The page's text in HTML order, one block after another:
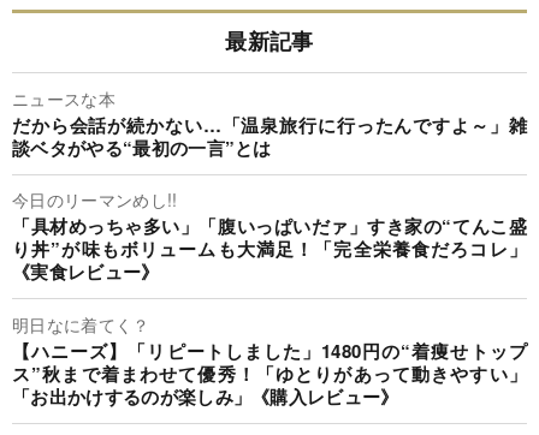
最新記事
ニュースな本
だから会話が続かない…「温泉旅行に行ったんですよ～」雑
談ベタがやる“最初の一言”とは
今日のリーマンめし!!
「具材めっちゃ多い」「腹いっぱいだァ」すき家の“てんこ盛
り丼”が味もボリュームも大満足！「完全栄養食だろコレ」
《実食レビュー》
明日なに着てく？
【ハニーズ】「リピートしました」1480円の“着痩せトップ
ス”秋まで着まわせて優秀！「ゆとりがあって動きやすい」
「お出かけするのが楽しみ」《購入レビュー》